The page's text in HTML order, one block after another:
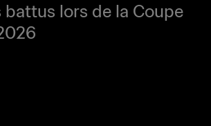
battus lors de la Coupe